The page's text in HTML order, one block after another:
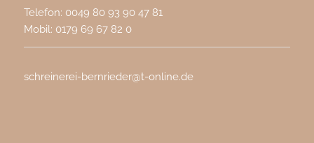
Telefon: 0049 80 93 90 47 81
Mobil: 0179 69 67 82 0
schreinerei-bernrieder@t-online.de